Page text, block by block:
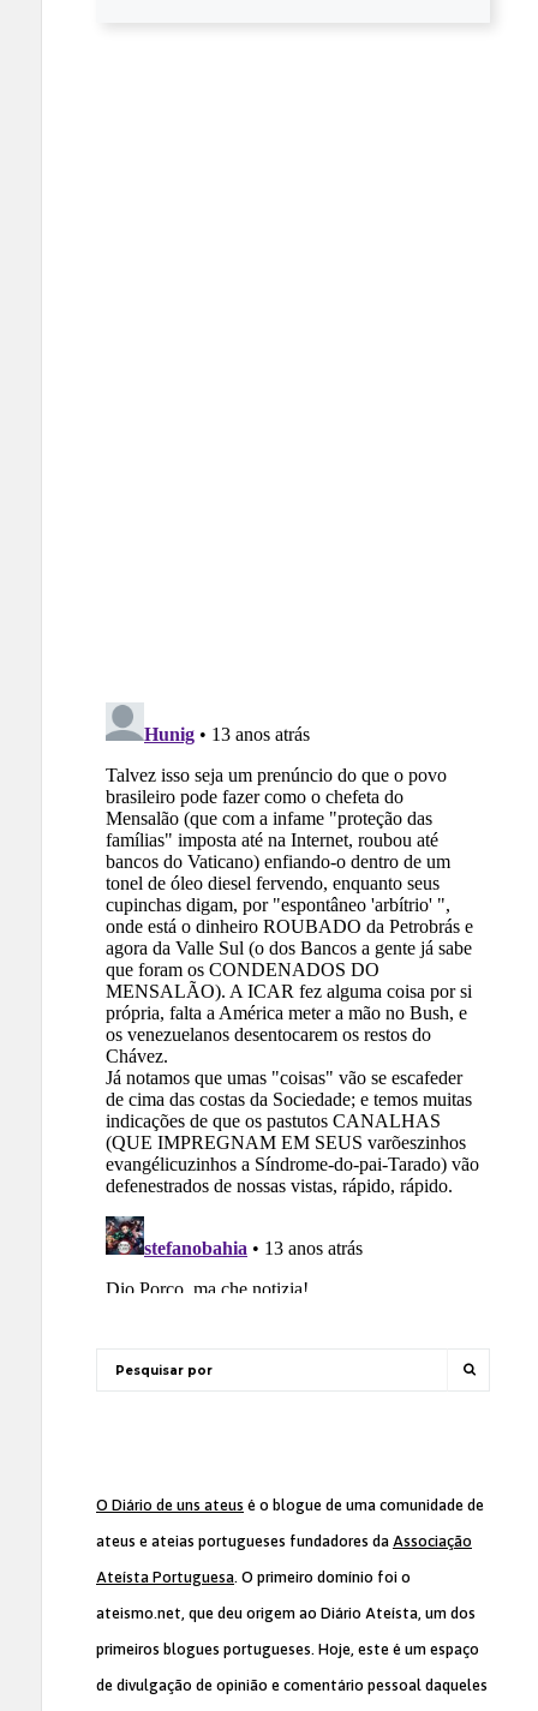
O Diário de uns ateus é o blogue de uma comunidade de
ateus e ateias portugueses fundadores da Associação
Ateísta Portuguesa. O primeiro domínio foi o
ateismo.net, que deu origem ao Diário Ateísta, um dos
primeiros blogues portugueses. Hoje, este é um espaço
de divulgação de opinião e comentário pessoal daqueles